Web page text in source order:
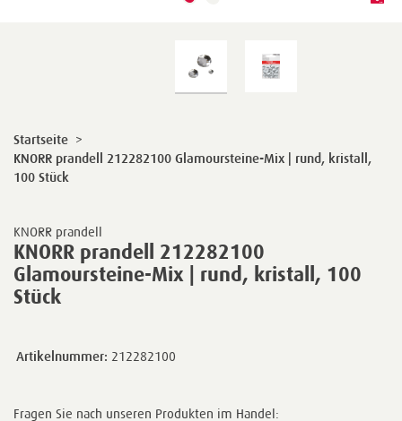
KNORR prandell
KNORR prandell 212282100
Glamoursteine-Mix | rund, kristall, 100
Stück
Startseite >
KNORR prandell 212282100 Glamoursteine-Mix | rund, kristall,
100 Stück
Artikelnummer: 212282100
Fragen Sie nach unseren Produkten im Handel: